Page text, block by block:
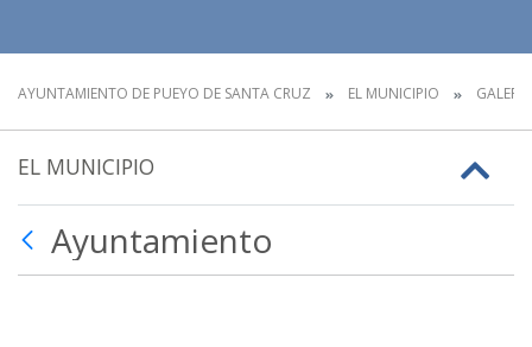
AYUNTAMIENTO DE PUEYO DE SANTA CRUZ EL MUNICIPIO
EL MUNICIPIO
Ayuntamiento